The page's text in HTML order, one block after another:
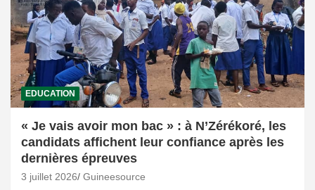
EDUCATION
« Je vais avoir mon bac » : à N’Zérékoré, les
candidats affichent leur confiance après les
dernières épreuves
3 juillet 2026 Guineesource